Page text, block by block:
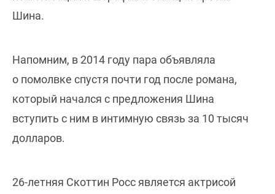
Шина.
Напомним, в 2014 году пара объявляла
о помолвке спустя почти год после романа,
который начался с предложения Шина
вступить с ним в интимную связь за 10 тысяч
долларов.
26-летняя Скоттин Росс является актрисой